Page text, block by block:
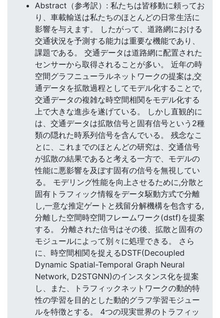
Abstract（参考訳）: 私たちは皆移動に頼ってお
り、車載輸送は私たちのほとんどの日常生活に
影響を与えます。 したがって、道路網における
交通状況を予測する能力は重要な機能であり、
課題である。 交通データは道路網に配置された
センサーから取得されることが多い。 近年の時
空間グラフニューラルネットワークの提案は,交
通データを拡散過程としてモデル化することで,
交通データの複雑な時空間相関をモデル化する
上で大きな進歩を遂げている。 しかし直観的に
は、交通データは拡散信号と固有信号という2種
類の隠れた時系列信号を含んでいる。 残念なこ
とに、これまでのほとんどの研究は、交通信号
が拡散の結果であると考える一方で、モデルの
性能に悪影響を及ぼす固有の信号を無視してい
る。 モデリング性能を向上させるために,分散と
固有トラフィック情報をデータ駆動方式で分離
し,一意な推定ゲートと残留分解機構を包含する,
分離した空間時空間フレームワーク(dstf)を提案
する。 分離された信号はその後、拡散と固有の
モジュールによって別々に処理できる。 さら
に、時空間相関を捉えるDSTF(Decoupled
Dynamic Spatial-Temporal Graph Neural
Network, D2STGNN)のインスタンス化を提案
し、また、トラフィックネットワークの動的特
性の学習を目的とした動的グラフ学習モジュー
ルを特徴とする。 4つの現実世界のトラフィッ